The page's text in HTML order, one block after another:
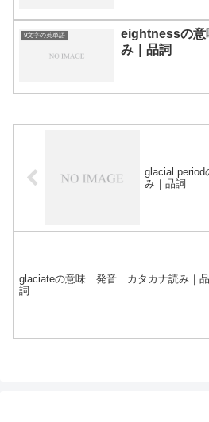
9文字の英単語
eightnessの意
み｜品詞
glacial period
み｜品詞
glaciateの意味｜発音｜カタカナ読み｜品
詞